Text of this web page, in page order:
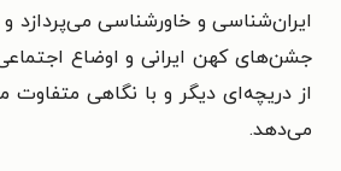
ایران‌شناسی و خاورشناسی می‌پردازد و
جشن‌های کهن ایرانی و اوضاع
از دریچه‌ای دیگر و با نگاهی متفاوت
می‌دهد.